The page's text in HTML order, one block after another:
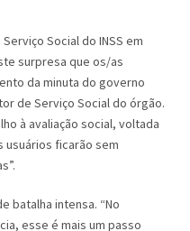
Social do INSS em
surpresa que os/as
da minuta do governo
de Serviço Social do órgão.
à avaliação social, voltada
usuários ficarão sem
batalha intensa. “No
esse é mais um passo